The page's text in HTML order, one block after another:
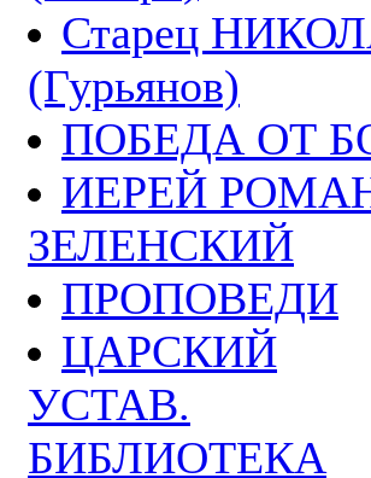
Старец
(Гурьянов)
ПОБЕДА ОТ
ИЕРЕЙ
ЗЕЛЕНСКИЙ
ПРОПОВЕДИ
ЦАРСКИЙ
УСТАВ.
БИБЛИОТЕКА